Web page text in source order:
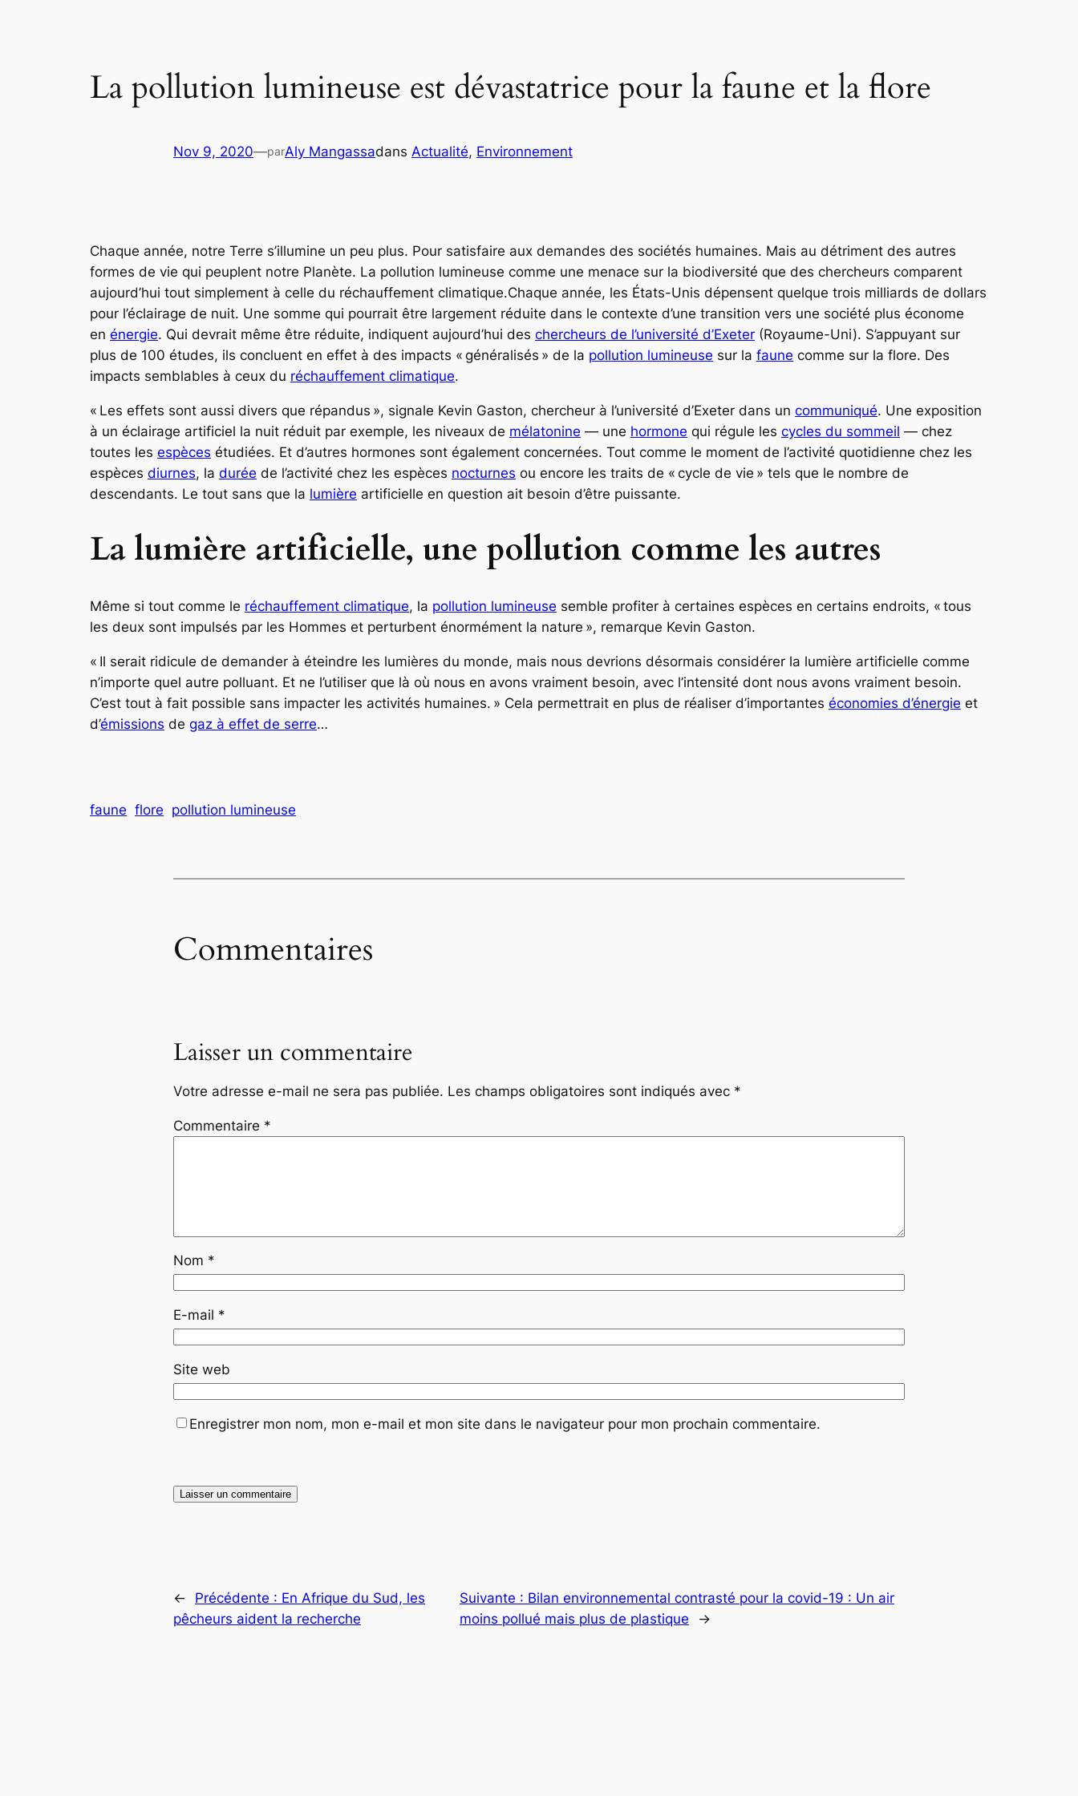
La pollution lumineuse est dévastatrice pour la faune et la flore
Nov 9, 2020—parAly Mangassadans Actualité, Environnement
Chaque année, notre Terre s’illumine un peu plus. Pour satisfaire aux demandes des sociétés humaines. Mais au détriment des autres
formes de vie qui peuplent notre Planète. La pollution lumineuse comme une menace sur la biodiversité que des chercheurs comparent
aujourd’hui tout simplement à celle du réchauffement climatique.Chaque année, les États-Unis dépensent quelque trois milliards de dollars
pour l’éclairage de nuit. Une somme qui pourrait être largement réduite dans le contexte d’une transition vers une société plus économe
en énergie. Qui devrait même être réduite, indiquent aujourd’hui des chercheurs de l’université d’Exeter (Royaume-Uni). S’appuyant sur
plus de 100 études, ils concluent en effet à des impacts « généralisés » de la pollution lumineuse sur la faune comme sur la flore. Des
impacts semblables à ceux du réchauffement climatique.
« Les effets sont aussi divers que répandus », signale Kevin Gaston, chercheur à l’université d’Exeter dans un communiqué. Une exposition
à un éclairage artificiel la nuit réduit par exemple, les niveaux de mélatonine — une hormone qui régule les cycles du sommeil — chez
toutes les espèces étudiées. Et d’autres hormones sont également concernées. Tout comme le moment de l’activité quotidienne chez les
espèces diurnes, la durée de l’activité chez les espèces nocturnes ou encore les traits de « cycle de vie » tels que le nombre de
descendants. Le tout sans que la lumière artificielle en question ait besoin d’être puissante.
La lumière artificielle, une pollution comme les autres
Même si tout comme le réchauffement climatique, la pollution lumineuse semble profiter à certaines espèces en certains endroits, « tous
les deux sont impulsés par les Hommes et perturbent énormément la nature », remarque Kevin Gaston.
« Il serait ridicule de demander à éteindre les lumières du monde, mais nous devrions désormais considérer la lumière artificielle comme
n’importe quel autre polluant. Et ne l’utiliser que là où nous en avons vraiment besoin, avec l’intensité dont nous avons vraiment besoin.
C’est tout à fait possible sans impacter les activités humaines. » Cela permettrait en plus de réaliser d’importantes économies d’énergie et
d’émissions de gaz à effet de serre…
faune flore pollution lumineuse
Commentaires
Laisser un commentaire
Votre adresse e-mail ne sera pas publiée. Les champs obligatoires sont indiqués avec *
Commentaire *
Nom *
E-mail *
Site web
Enregistrer mon nom, mon e-mail et mon site dans le navigateur pour mon prochain commentaire.
← Précédente : En Afrique du Sud, les
pêcheurs aident la recherche
Suivante : Bilan environnemental contrasté pour la covid-19 : Un air
moins pollué mais plus de plastique
→